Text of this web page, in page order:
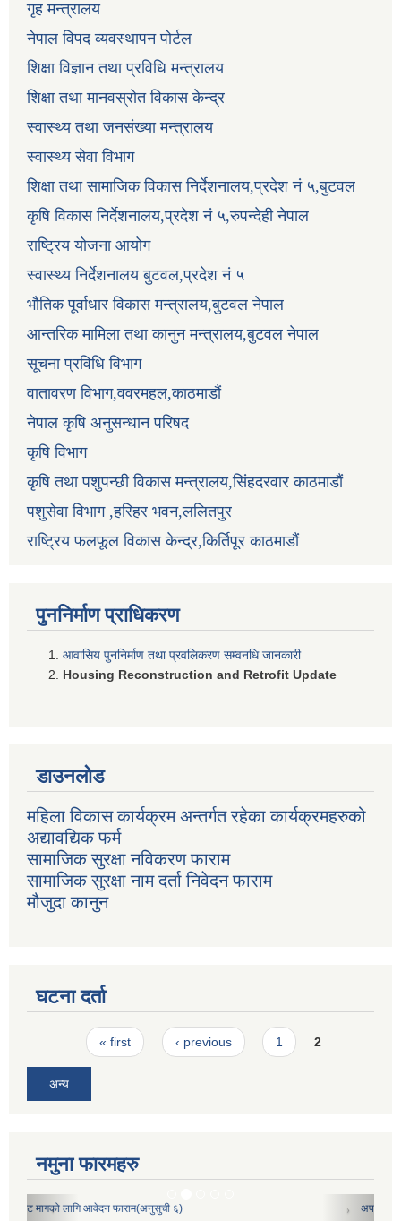
गृह मन्त्रालय
नेपाल विपद व्यवस्थापन पोर्टल
शिक्षा विज्ञान तथा प्रविधि मन्त्रालय
शिक्षा तथा मानवस्रोत विकास केन्द्र
स्वास्थ्य तथा जनसंख्या मन्त्रालय
स्वास्थ्य सेवा विभाग
शिक्षा तथा सामाजिक विकास निर्देशनालय,प्रदेश नं ५,बुटवल
कृषि विकास निर्देशनालय,प्रदेश नं ५,रुपन्देही नेपाल
राष्ट्रिय योजना आयोग
स्वास्थ्य निर्देशनालय बुटवल,प्रदेश नं ५
भौतिक पूर्वाधार विकास मन्त्रालय,बुटवल नेपाल
आन्तरिक मामिला तथा कानुन मन्त्रालय,बुटवल नेपाल
सूचना प्रविधि विभाग
वातावरण विभाग,ववरमहल,काठमाडौं
नेपाल कृषि अनुसन्धान परिषद
कृषि विभाग
कृषि तथा पशुपन्छी विकास मन्त्रालय,सिंहदरवार काठमाडौं
पशुसेवा विभाग ,हरिहर भवन,ललितपुर
राष्ट्रिय फलफूल विकास केन्द्र,किर्तिपूर काठमाडौं
पुननिर्माण प्राधिकरण
आवासिय पुननिर्माण तथा प्रवलिकरण सम्वनधि जानकारी
Housing Reconstruction and Retrofit Update
डाउनलोड
महिला विकास कार्यक्रम अन्तर्गत रहेका कार्यक्रमहरुको
अद्यावद्यिक फर्म
सामाजिक सुरक्षा नविकरण फाराम
सामाजिक सुरक्षा नाम दर्ता निवेदन फाराम
मौजुदा कानुन
घटना दर्ता
Pages« first ‹ previous 1 2
अन्य
नमुना फारमहरु
अपाङ्गता परीचय पत्र निवेदनको ढाँचा